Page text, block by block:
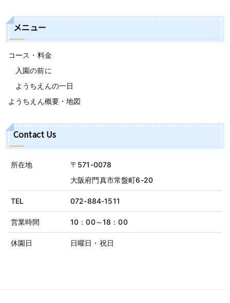
メニュー
コース・料金
入園の前に
ようちえんの一日
ようちえん概要・地図
Contact Us
所在地
〒571-0078
大阪府門真市常盤町6-20
TEL 072-884-1511
営業時間 10：00～18：00
休園日 日曜日・祝日